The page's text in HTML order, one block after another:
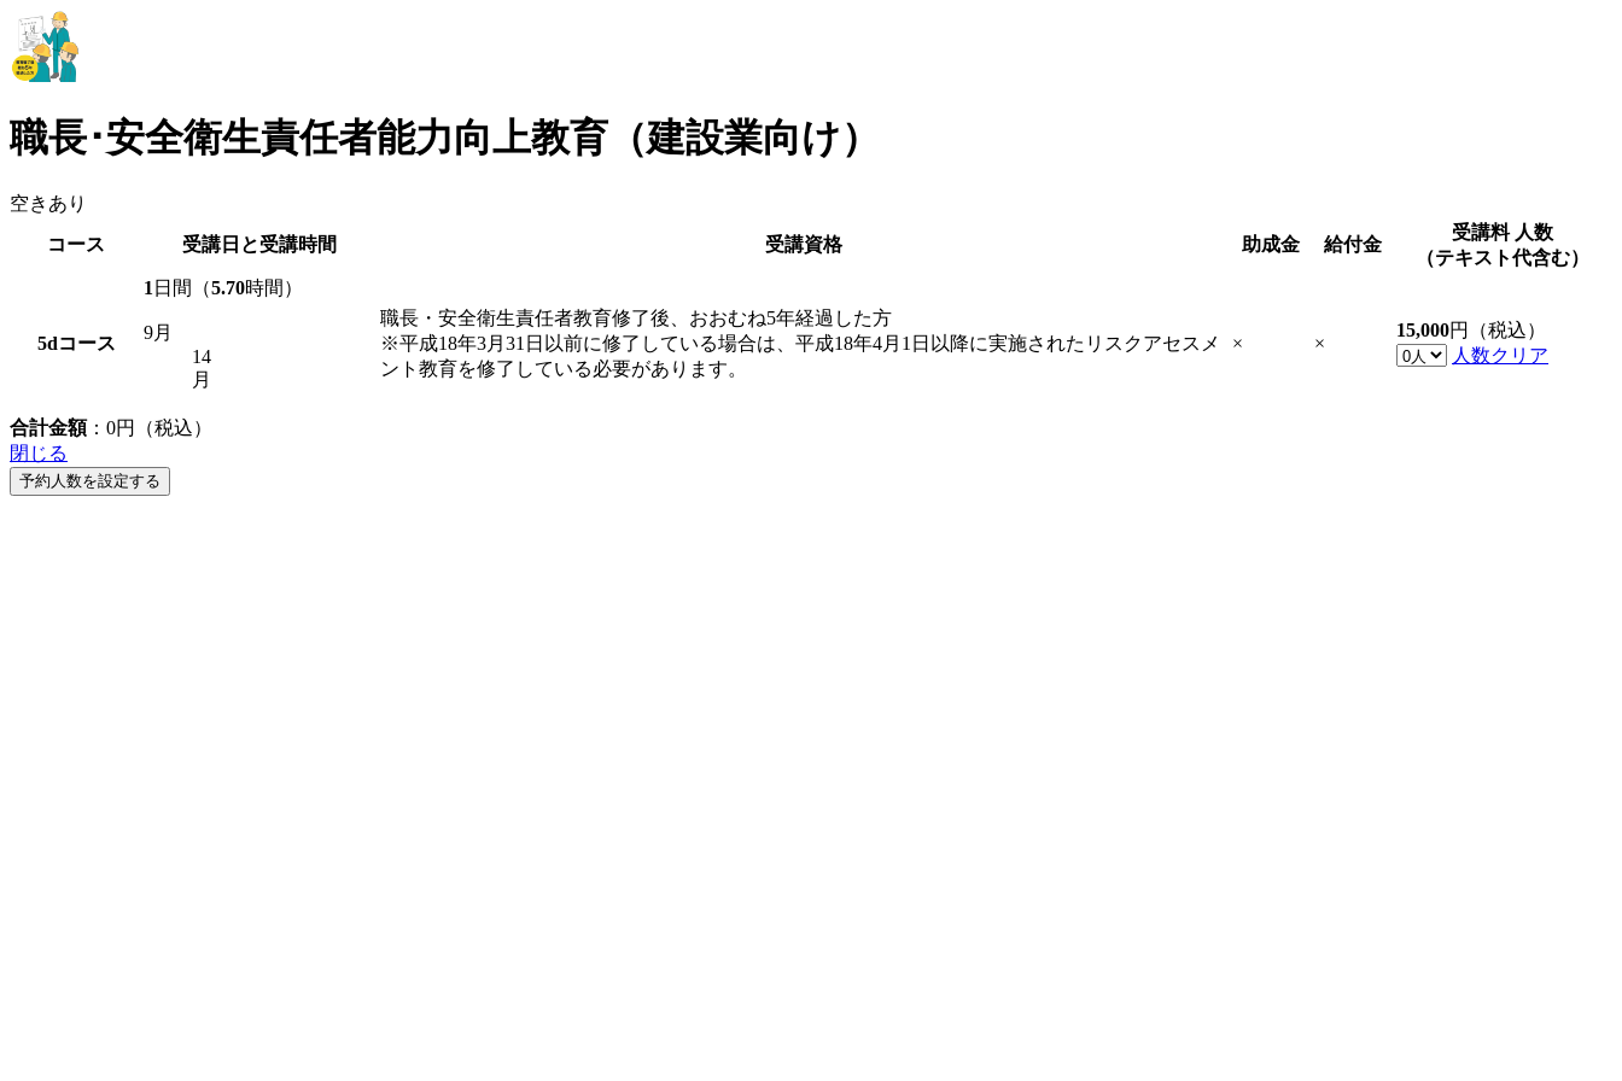
職長･安全衛生責任者能力向上教育（建設業向け）
空きあり
コース
受講日と受講時間 受講資格 助成金 給付金
受講料 人数
（テキスト代含む）
5dコース
1 日間（5.70時間）
9月
14
月
職長・安全衛生責任者教育修了後、おおむね5年経過した方
※平成18年3月31日以前に修了している場合は、平成18年4月1日以降に実施されたリスクアセスメ
ント教育を修了している必要があります。
× ×
15,000円（税込）
人数クリア
合計金額： 0円（税込）
閉じる
予約人数を設定する